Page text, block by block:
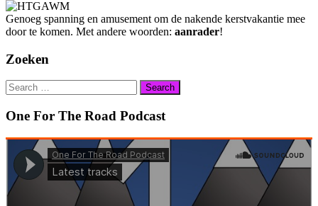
Genoeg spanning en amusement om de nakende kerstvakantie mee
door te komen. Met andere woorden: aanrader!
Zoeken
Search
for:
One For The Road Podcast